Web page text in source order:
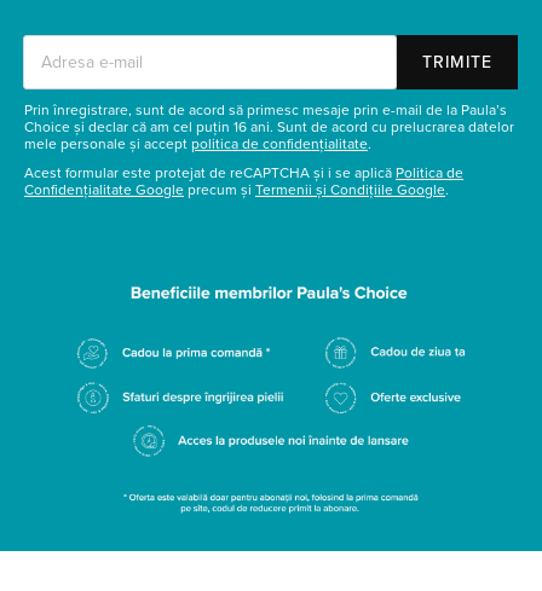
TRIMITE
Prin înregistrare, sunt de acord să primesc mesaje prin e-mail de la Paula’s
Choice și declar că am cel puțin 16 ani. Sunt de acord cu prelucrarea datelor
mele personale și accept politica de confidențialitate.
Acest formular este protejat de reCAPTCHA și i se aplică Politica de
Confidențialitate Google precum și Termenii și Condițiile Google.